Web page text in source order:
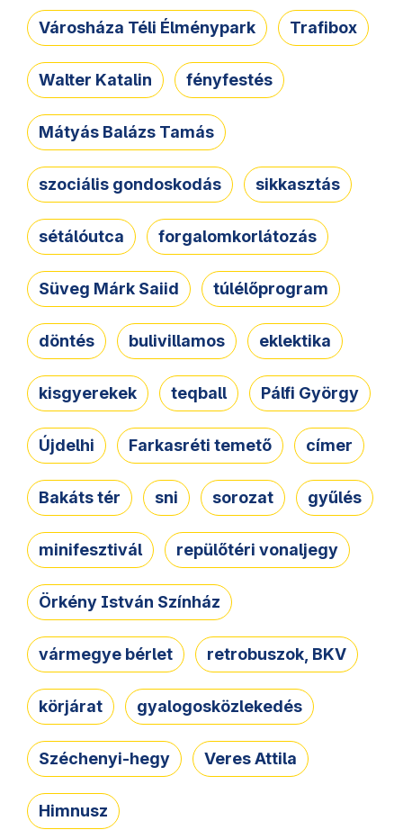
Városháza Téli Élménypark Trafibox
Walter Katalin fényfestés
Mátyás Balázs Tamás
szociális gondoskodás sikkasztás
sétálóutca forgalomkorlátozás
Süveg Márk Saiid túlélőprogram
döntés bulivillamos eklektika
kisgyerekek teqball Pálfi György
Újdelhi Farkasréti temető címer
Bakáts tér sni sorozat gyűlés
minifesztivál repülőtéri vonaljegy
Örkény István Színház
vármegye bérlet retrobuszok, BKV
körjárat gyalogosközlekedés
Széchenyi-hegy Veres Attila
Himnusz